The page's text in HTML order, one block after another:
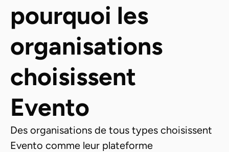
pourquoi les
organisations
choisissent
Evento
Des organisations de tous types choisissent
Evento comme leur plateforme